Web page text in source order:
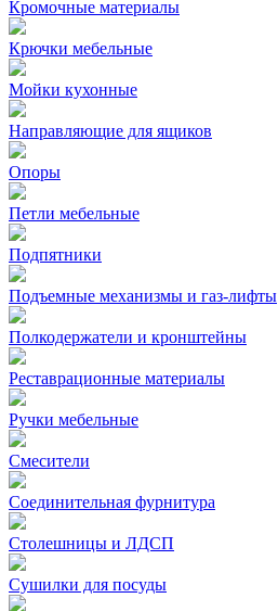
Кромочные материалы
Крючки мебельные
Мойки кухонные
Направляющие для ящиков
Опоры
Петли мебельные
Подпятники
Подъемные механизмы и газ-лифты
Полкодержатели и кронштейны
Реставрационные материалы
Ручки мебельные
Смесители
Соединительная фурнитура
Столешницы и ЛДСП
Сушилки для посуды